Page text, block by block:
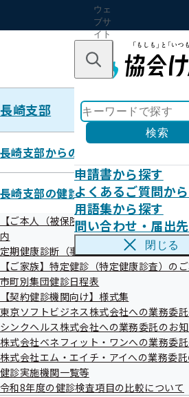
ウェ
ブサ
イト
のナ
ン
キーワードで探す
検索
申請書から探す
よくあるご質問か
用語集から探す
問い合わせ・届出
閉じる
長崎支部
長崎支部からのお知らせ
長崎支部の健診・保健指導のご案内
【ご本人（被保険者）】生活習慣病予防
内
定期健康診断（事業者健診）結果の提供
【ご家族】特定健診（特定健康診査）の
市町別集団健診日程表
【契約健診機関向け】様式集
東京ソフトビジネス株式会社への業務委
シンクヘルス株式会社への業務委託のお
株式会社ベネフィット・ワンへの業務委
株式会社エム・エイチ・アイへの業務委
健診実施機関一覧等
令和8年度の健診検査項目の比較について
健診の受診勧奨ポス
令和02年06月11日
生活習慣病予防健診・特定健康診査
成しました。
事業所内に掲示していただくなど、
健診の受診勧奨ポスター